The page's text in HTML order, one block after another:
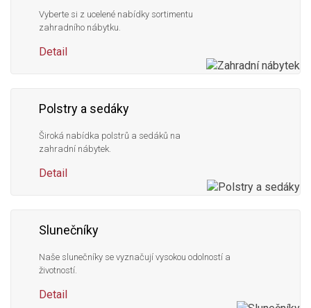
Vyberte si z ucelené nabídky sortimentu
zahradního nábytku.
Detail
Polstry a sedáky
Široká nabídka polstrů a sedáků na
zahradní nábytek.
Detail
Slunečníky
Naše slunečníky se vyznačují vysokou odolností a
životností.
Detail